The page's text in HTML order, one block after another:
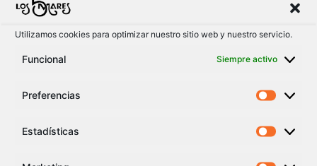
Utilizamos cookies para optimizar nuestro sitio web y nuestro servicio.
Funcional Siempre activo
Preferencias
Estadísticas
Hazte Soci@ de % Mares y
disfruta en familia de las
actividades y deportes más
divertidos en un espacio